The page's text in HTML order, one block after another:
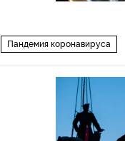
Пандемия коронавируса